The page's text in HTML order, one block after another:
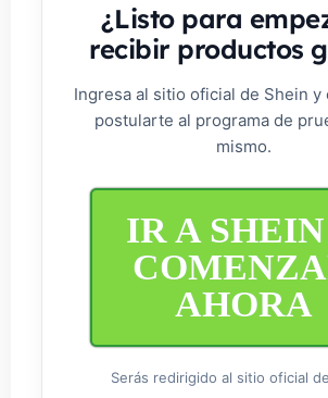
¿Listo para
recibir productos
Ingresa al sitio oficial de Shein y
postularte al programa de
mismo.
IR A
AHORA
Serás redirigido al sitio oficial